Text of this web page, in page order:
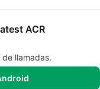
ACR
llamadas.